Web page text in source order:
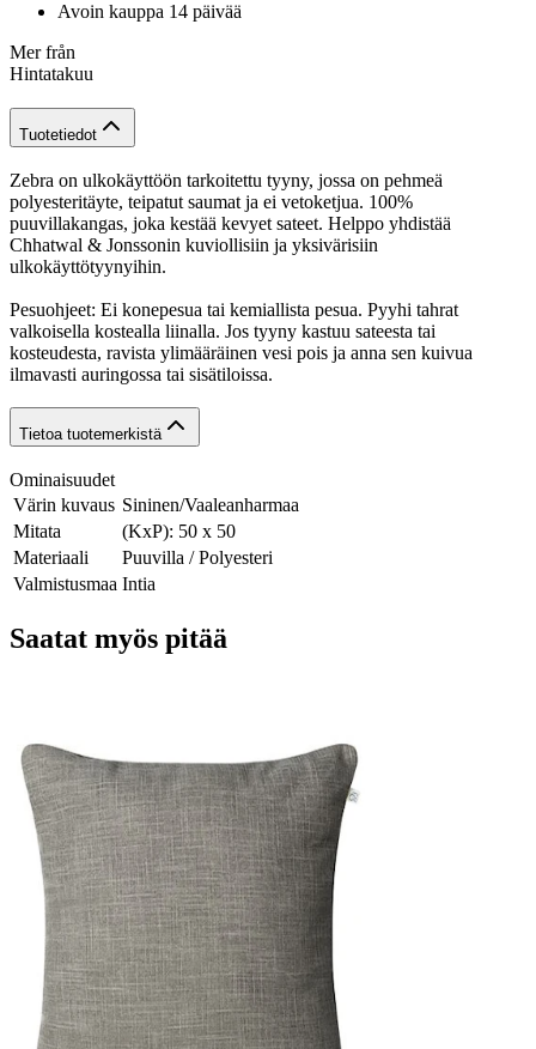
Avoin kauppa 14 päivää
Mer från
Hintatakuu
Tuotetiedot
Zebra on ulkokäyttöön tarkoitettu tyyny, jossa on pehmeä
polyesteritäyte, teipatut saumat ja ei vetoketjua. 100%
puuvillakangas, joka kestää kevyet sateet. Helppo yhdistää
Chhatwal & Jonssonin kuviollisiin ja yksivärisiin
ulkokäyttötyynyihin.
Pesuohjeet: Ei konepesua tai kemiallista pesua. Pyyhi tahrat
valkoisella kostealla liinalla. Jos tyyny kastuu sateesta tai
kosteudesta, ravista ylimääräinen vesi pois ja anna sen kuivua
ilmavasti auringossa tai sisätiloissa.
Tietoa tuotemerkistä
Ominaisuudet
Värin kuvaus Sininen/Vaaleanharmaa
Mitata
(KxP): 50 x 50
Materiaali
Puuvilla / Polyesteri
Valmistusmaa Intia
Saatat myös pitää